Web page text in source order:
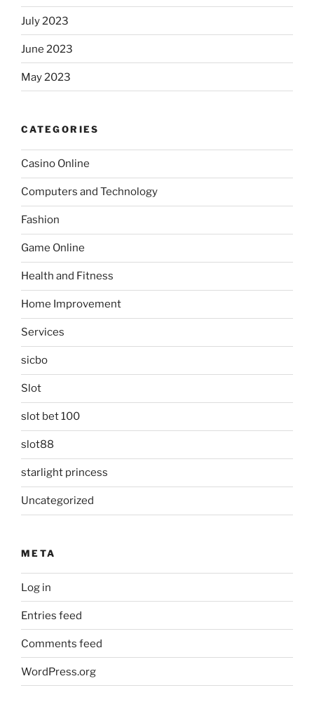
July 2023
June 2023
May 2023
CATEGORIES
Casino Online
Computers and Technology
Fashion
Game Online
Health and Fitness
Home Improvement
Services
sicbo
Slot
slot bet 100
slot88
starlight princess
Uncategorized
META
Log in
Entries feed
Comments feed
WordPress.org